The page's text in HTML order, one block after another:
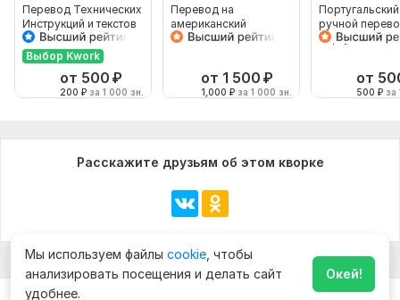
Перевод Технических
Инструкций и текстов
с Английского на
Русский
Выбор Kwork
от 500 ₽
200 ₽ за 1 000 зн.
Перевод на
американский
английский от
от 1 500 ₽
1,000 ₽ за 1 000 зн.
Португальский
ручной
от
500 ₽ за
Расскажите друзьям об этом кворке
Мы используем файлы cookie , чтобы
анализировать посещения и делать сайт
удобнее.
Окей!